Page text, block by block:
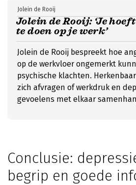
Jolein de Rooij: ‘Je
te doen op je werk’
Jolein de Rooij
Jolein de Rooij bespreekt hoe
op de werkvloer ongemerkt
psychische klachten.
zich afvragen of werkdruk en
gevoelens met elkaar
Conclusie:
begrip en goede